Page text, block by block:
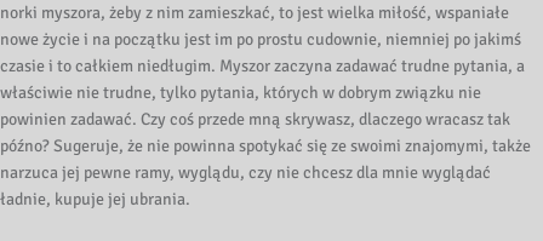
norki myszora, żeby z nim zamieszkać, to jest wielka miłość, wspaniałe
nowe życie i na początku jest im po prostu cudownie, niemniej po jakimś
czasie i to całkiem niedługim. Myszor zaczyna zadawać trudne pytania, a
właściwie nie trudne, tylko pytania, których w dobrym związku nie
powinien zadawać. Czy coś przede mną skrywasz, dlaczego wracasz tak
późno? Sugeruje, że nie powinna spotykać się ze swoimi znajomymi, także
narzuca jej pewne ramy, wyglądu, czy nie chcesz dla mnie wyglądać
ładnie, kupuje jej ubrania.